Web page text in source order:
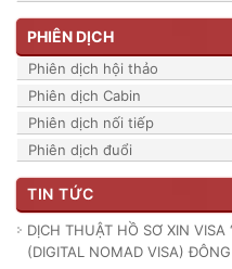
PHIÊN DỊCH
Phiên dịch hội thảo
Phiên dịch Cabin
Phiên dịch nối tiếp
Phiên dịch đuổi
TIN TỨC
DỊCH THUẬT HỒ SƠ XIN VISA
(DIGITAL NOMAD VISA)